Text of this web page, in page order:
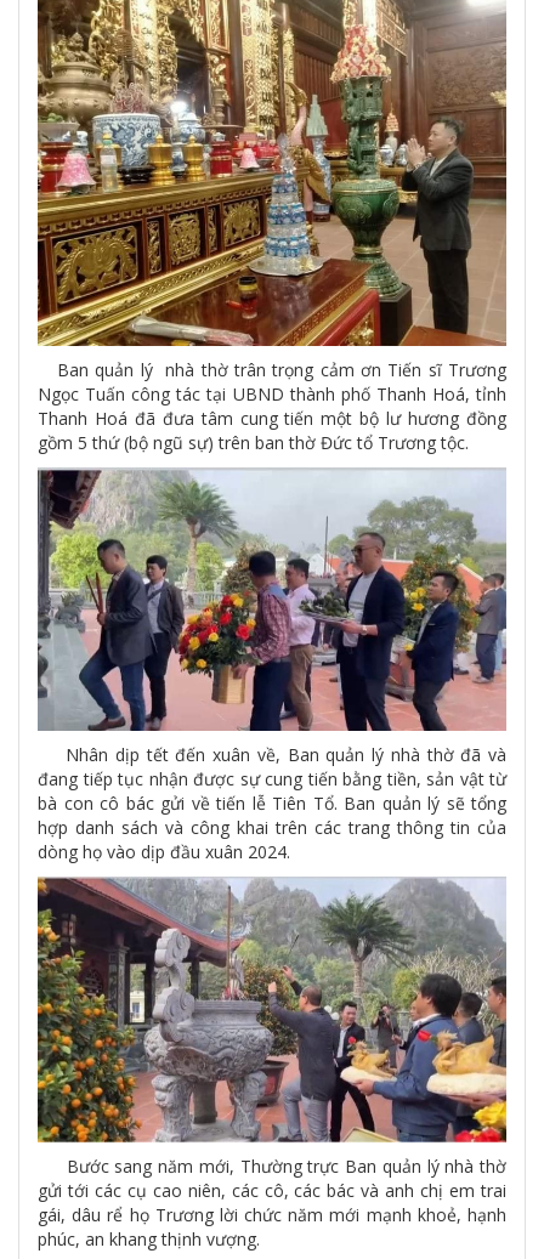
Ban quản lý nhà thờ trân trọng cảm ơn Tiến sĩ Trương
Ngọc Tuấn công tác tại UBND thành phố Thanh Hoá, tỉnh
Thanh Hoá đã đưa tâm cung tiến một bộ lư hương đồng
gồm 5 thứ (bộ ngũ sự) trên ban thờ Đức tổ Trương tộc.
Nhân dịp tết đến xuân về, Ban quản lý nhà thờ đã và
đang tiếp tục nhận được sự cung tiến bằng tiền, sản vật từ
bà con cô bác gửi về tiến lễ Tiên Tổ. Ban quản lý sẽ tổng
hợp danh sách và công khai trên các trang thông tin của
dòng họ vào dịp đầu xuân 2024.
Bước sang năm mới, Thường trực Ban quản lý nhà thờ
gửi tới các cụ cao niên, các cô, các bác và anh chị em trai
gái, dâu rể họ Trương lời chức năm mới mạnh khoẻ, hạnh
phúc, an khang thịnh vượng.